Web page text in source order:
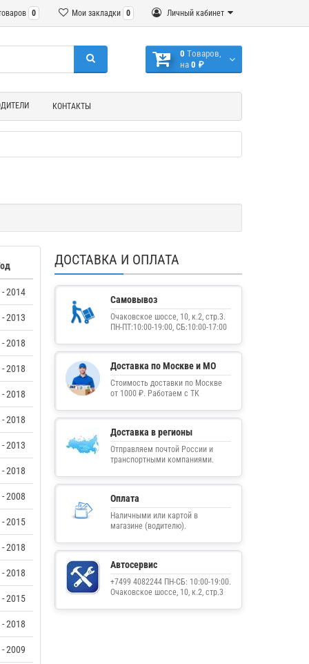
Личный кабинет
Мои закладки 0
0
0 Tоваров,
на 0 ₽
КОНТАКТЫ
2014
2013
2018
2018
2018
2018
2013
2018
2008
2015
2018
2018
2015
2018
2009
ДОСТАВКА И ОПЛАТА
Самовывоз
Очаковское шоссе, 10, к.2, стр.3.
ПН-ПТ:10:00-19:00, СБ:10:00-17:00
Доставка по Москве и МО
Стоимость доставки по Москве
от 1000 ₽. Работаем с ТК
Доставка в регионы
Отправляем почтой России и
транспортными компаниями.
Оплата
Наличными или картой в
магазине (водителю).
Автосервис
+7499 4082244 ПН-СБ: 10:00-19:00.
Очаковское шоссе, 10, к.2, стр.3